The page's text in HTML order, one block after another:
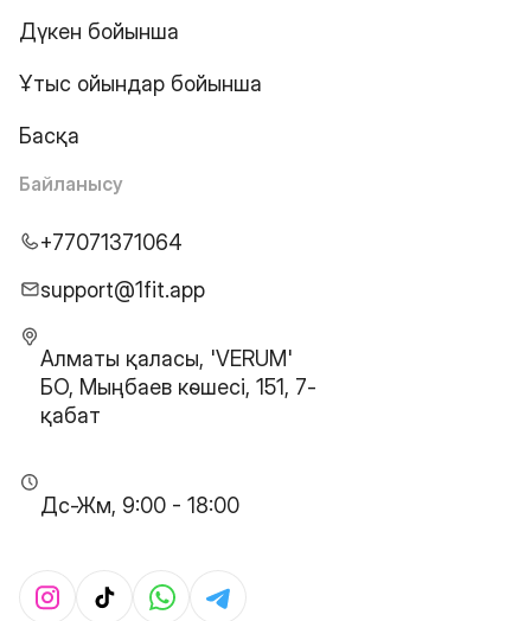
Дүкен бойынша
Ұтыс ойындар бойынша
Басқа
Байланысу
+77071371064
support@1fit.app
Алматы қаласы, 'VERUM'
БО, Мыңбаев көшесі, 151, 7-
қабат
Дс-Жм, 9:00 - 18:00